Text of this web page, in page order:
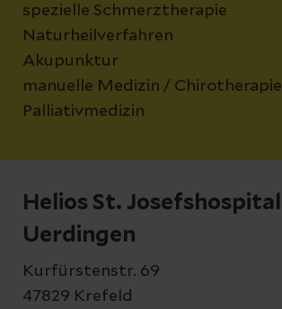
spezielle Schmerztherapie
Naturheilverfahren
Akupunktur
manuelle Medizin / Chirotherapie
Palliativmedizin
Helios St. Josefshospital
Uerdingen
Kurfürstenstr. 69
47829 Krefeld